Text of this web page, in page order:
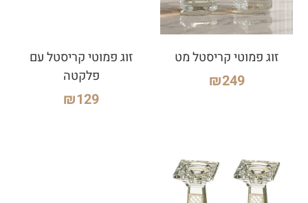
זוג פמוטי קריסטל מט
₪249
זוג פמוטי קריסטל עם
פלקטה
₪129